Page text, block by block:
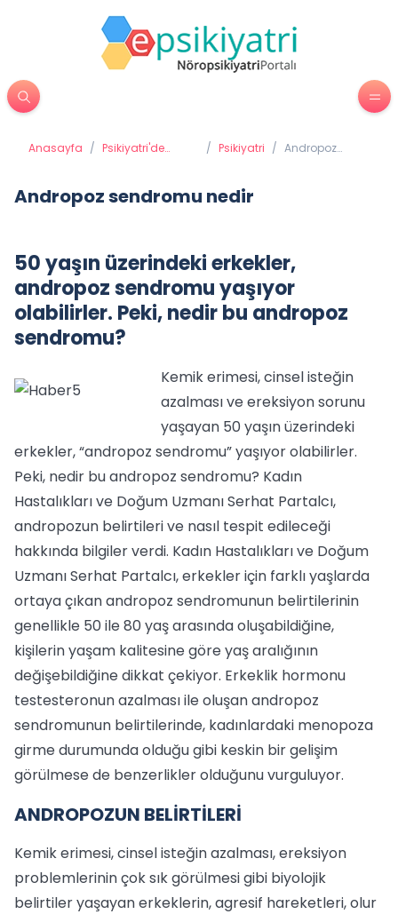
Anasayfa / Psikiyatri'de
/ Psikiyatri / Andropoz
Andropoz sendromu nedir
50 yaşın üzerindeki erkekler,
andropoz sendromu yaşıyor
olabilirler. Peki, nedir bu andropoz
sendromu?
Kemik erimesi, cinsel isteğin
azalması ve ereksiyon sorunu
yaşayan 50 yaşın üzerindeki
erkekler, “andropoz sendromu” yaşıyor olabilirler.
Peki, nedir bu andropoz sendromu? Kadın
Hastalıkları ve Doğum Uzmanı Serhat Partalcı,
andropozun belirtileri ve nasıl tespit edileceği
hakkında bilgiler verdi. Kadın Hastalıkları ve Doğum
Uzmanı Serhat Partalcı, erkekler için farklı yaşlarda
ortaya çıkan andropoz sendromunun belirtilerinin
genellikle 50 ile 80 yaş arasında oluşabildiğine,
kişilerin yaşam kalitesine göre yaş aralığının
değişebildiğine dikkat çekiyor. Erkeklik hormonu
testesteronun azalması ile oluşan andropoz
sendromunun belirtilerinde, kadınlardaki menopoza
girme durumunda olduğu gibi keskin bir gelişim
görülmese de benzerlikler olduğunu vurguluyor.
ANDROPOZUN BELİRTİLERİ
Kemik erimesi, cinsel isteğin azalması, ereksiyon
problemlerinin çok sık görülmesi gibi biyolojik
belirtiler yaşayan erkeklerin, agresif hareketleri, olur